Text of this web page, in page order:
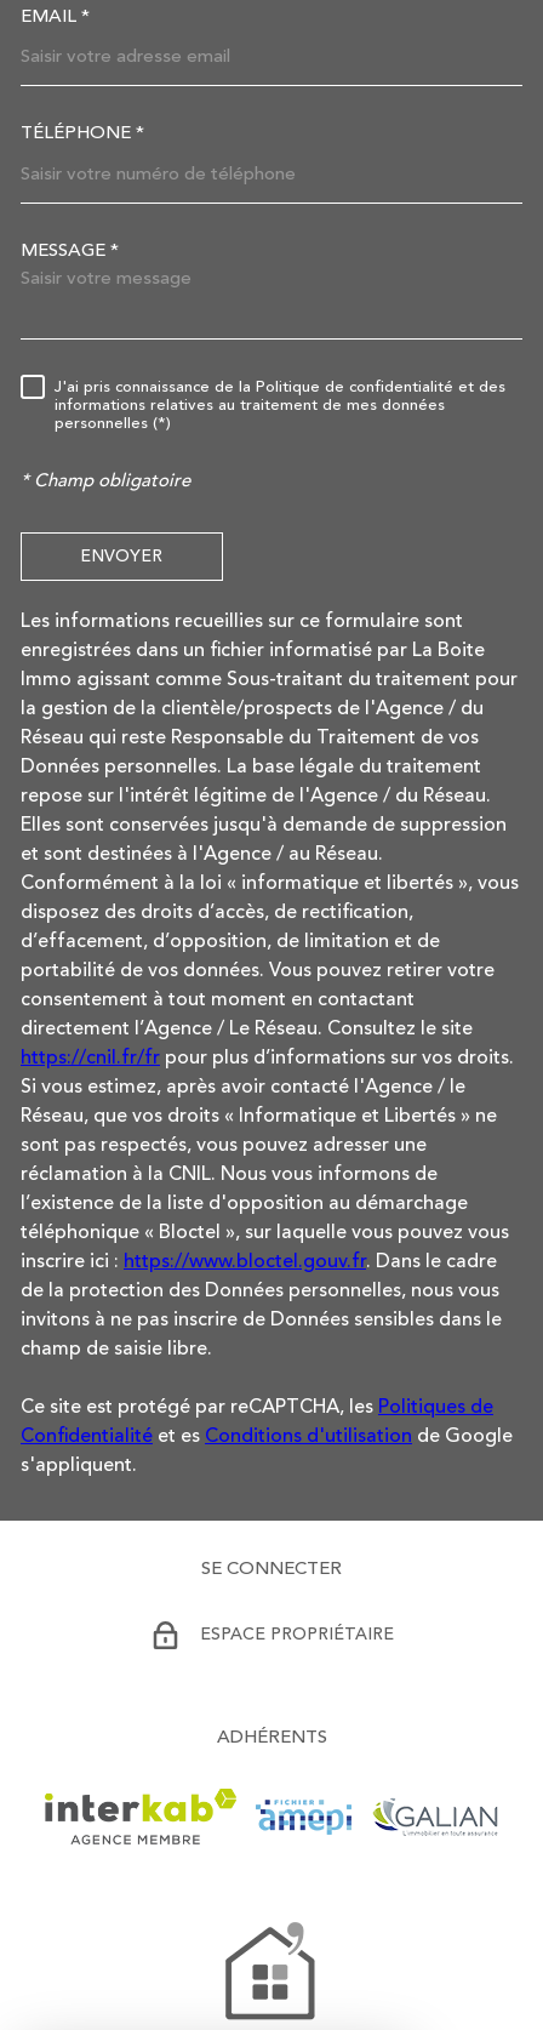
EMAIL *
TÉLÉPHONE *
MESSAGE *
RÈGLEMENTATION
J'ai pris connaissance de la Politique de confidentialité et des
informations relatives au traitement de mes données
personnelles (*)
* Champ obligatoire
ENVOYER
Les informations recueillies sur ce formulaire sont
enregistrées dans un fichier informatisé par La Boite
Immo agissant comme Sous-traitant du traitement pour
la gestion de la clientèle/prospects de l'Agence / du
Réseau qui reste Responsable du Traitement de vos
Données personnelles. La base légale du traitement
repose sur l'intérêt légitime de l'Agence / du Réseau.
Elles sont conservées jusqu'à demande de suppression
et sont destinées à l'Agence / au Réseau.
Conformément à la loi « informatique et libertés », vous
disposez des droits d’accès, de rectification,
d’effacement, d’opposition, de limitation et de
portabilité de vos données. Vous pouvez retirer votre
consentement à tout moment en contactant
directement l’Agence / Le Réseau. Consultez le site
https://cnil.fr/fr pour plus d’informations sur vos droits.
Si vous estimez, après avoir contacté l'Agence / le
Réseau, que vos droits « Informatique et Libertés » ne
sont pas respectés, vous pouvez adresser une
réclamation à la CNIL. Nous vous informons de
l’existence de la liste d'opposition au démarchage
téléphonique « Bloctel », sur laquelle vous pouvez vous
inscrire ici : https://www.bloctel.gouv.fr. Dans le cadre
de la protection des Données personnelles, nous vous
invitons à ne pas inscrire de Données sensibles dans le
champ de saisie libre.
Ce site est protégé par reCAPTCHA, les Politiques de
Confidentialité et es Conditions d'utilisation de Google
s'appliquent.
SE CONNECTER
ESPACE PROPRIÉTAIRE
ADHÉRENTS